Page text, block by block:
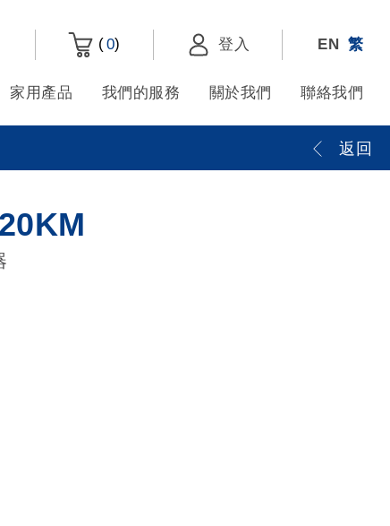
(0) 登入 EN 繁
家用產品 我們的服務 關於我們 聯絡我們
返回